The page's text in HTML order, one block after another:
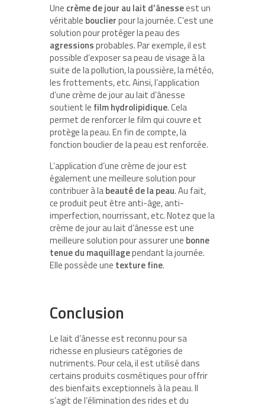
Une crème de jour au lait d’ânesseest un
véritable bouclierpour la journée. C’est une
solution pour protéger la peau des
agressionsprobables. Par exemple, il est
possible d’exposer sa peau de visage à la
suite de la pollution, la poussière, la météo,
les frottements, etc. Ainsi, l’application
d’une crème de jour au lait d’ânesse
soutient le filmhydrolipidique. Cela
permet de renforcer le film qui couvre et
protège la peau. En fin de compte, la
fonction bouclier de la peau est renforcée.
L’application d’une crème de jour est
également une meilleure solution pour
contribuer à labeauté de la peau. Au fait,
ce produit peut être anti-âge, anti-
imperfection, nourrissant, etc. Notez que la
crème de jour au lait d’ânesse est une
meilleure solution pour assurer une bonne
tenue du maquillagependant la journée.
Elle possède une texture fine.
Conclusion
Le lait d’ânesse est reconnu pour sa
richesse en plusieurs catégories de
nutriments. Pour cela, il est utilisé dans
certains produits cosmétiques pour offrir
des bienfaits exceptionnels à la peau. Il
s’agit de l’élimination des rides et du